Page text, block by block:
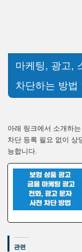
마케팅, 광고,
차단하는 방법
아래 링크에서 소개하
차단 등록 필요 없이 상
능합니다.
관련